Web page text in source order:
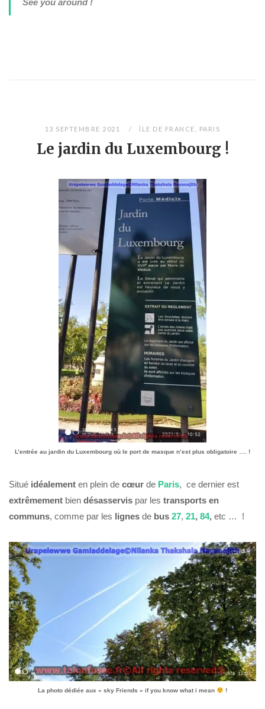
See you around !
13 SEPTEMBRE 2021 ÎLE DE FRANCE PARIS
Le jardin du Luxembourg !
L’entrée au jardin du Luxembourg où le port de masque n’est plus obligatoire …. !
Situé idéalement en plein de cœur de Paris, ce dernier est
extrêmement bien désasservis par les transports en
communs, comme par les lignes de bus 27, 21, 84, etc … !
La photo dédiée aux « skyFriends » if you know what i mean !